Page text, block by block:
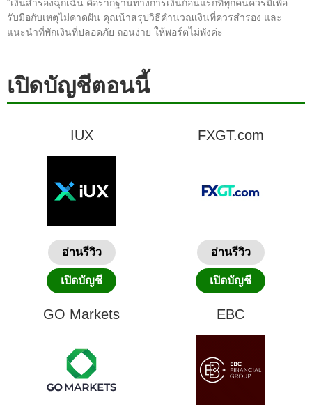
“เงินสำรองฉุกเฉิน คือรากฐานทางการเงินก้อนแรกที่ทุกคนควรมีเพื่อ
รับมือกับเหตุไม่คาดฝัน คุณน้าสรุปวิธีคำนวณเงินที่ควรสำรอง และ
แนะนำที่พักเงินที่ปลอดภัย ถอนง่าย ให้พอร์ตไม่พังค่ะ
เปิดบัญชีตอนนี้
IUX
อ่านรีวิว
เปิดบัญชี
FXGT.com
อ่านรีวิว
เปิดบัญชี
GO Markets EBC